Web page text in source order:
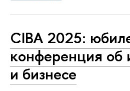
CIBA 2025:
конференция об
и бизнесе